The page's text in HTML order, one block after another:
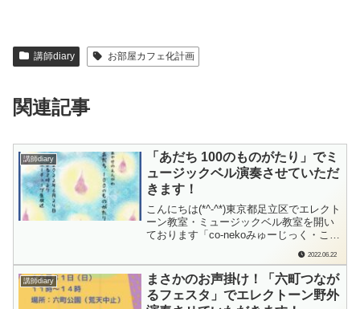
講師diary お部屋カフェ化計画
関連記事
講師diary
「あだち 100のものがたり」でミ
ュージックベル演奏させていただ
きます！
こんにちは(*^-^*)東京都足立区でエレクト
ーン教室・ミュージックベル教室を開い
ております「co-nekoみゅーじっく・こね
す。生徒さん向け配信や、インスタライ
ブでの演奏はこれまでも実施してきまし
たが…YouTubeライブでの演奏は初！と
なります。すてきなご縁をい...
2022.06.22
講師diary
まさかのお声掛け！「六町つなが
るフェスタ」でエレクトーン野外